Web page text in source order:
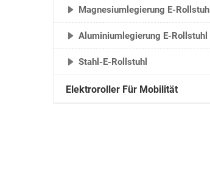
Magnesiumlegierung E-Rollstuhl
Aluminiumlegierung E-Rollstuhl
Stahl-E-Rollstuhl
Elektroroller Für Mobilität